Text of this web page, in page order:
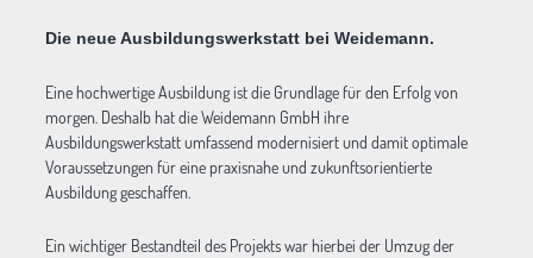
Die neue Ausbildungswerkstatt bei Weidemann.
Eine hochwertige Ausbildung ist die Grundlage für den Erfolg von
morgen. Deshalb hat die Weidemann GmbH ihre
Ausbildungswerkstatt umfassend modernisiert und damit optimale
Voraussetzungen für eine praxisnahe und zukunftsorientierte
Ausbildung geschaffen.
Ein wichtiger Bestandteil des Projekts war hierbei der Umzug der